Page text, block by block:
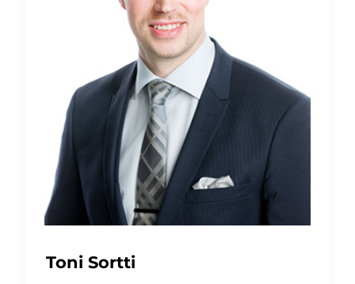
Toni Sortti